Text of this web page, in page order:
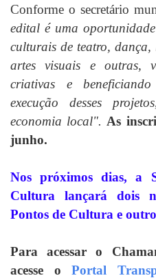
Conforme o secretário
edital é uma
culturais de teatro,
artes visuais e outras,
criativas e
execução desses
economia local". As
junho.
Nos próximos dias, a
Cultura lançará dois
Pontos de Cultura e
Para acessar o
acesse o Portal